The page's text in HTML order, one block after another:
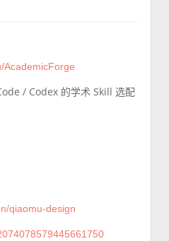
AcademicForge
/ Codex 的学术 Skill 选配
qiaomu-design